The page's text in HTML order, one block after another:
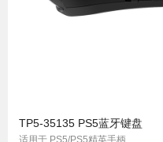
TP5-35135 PS5蓝牙键盘
适用于 PS5/PS5精英手柄